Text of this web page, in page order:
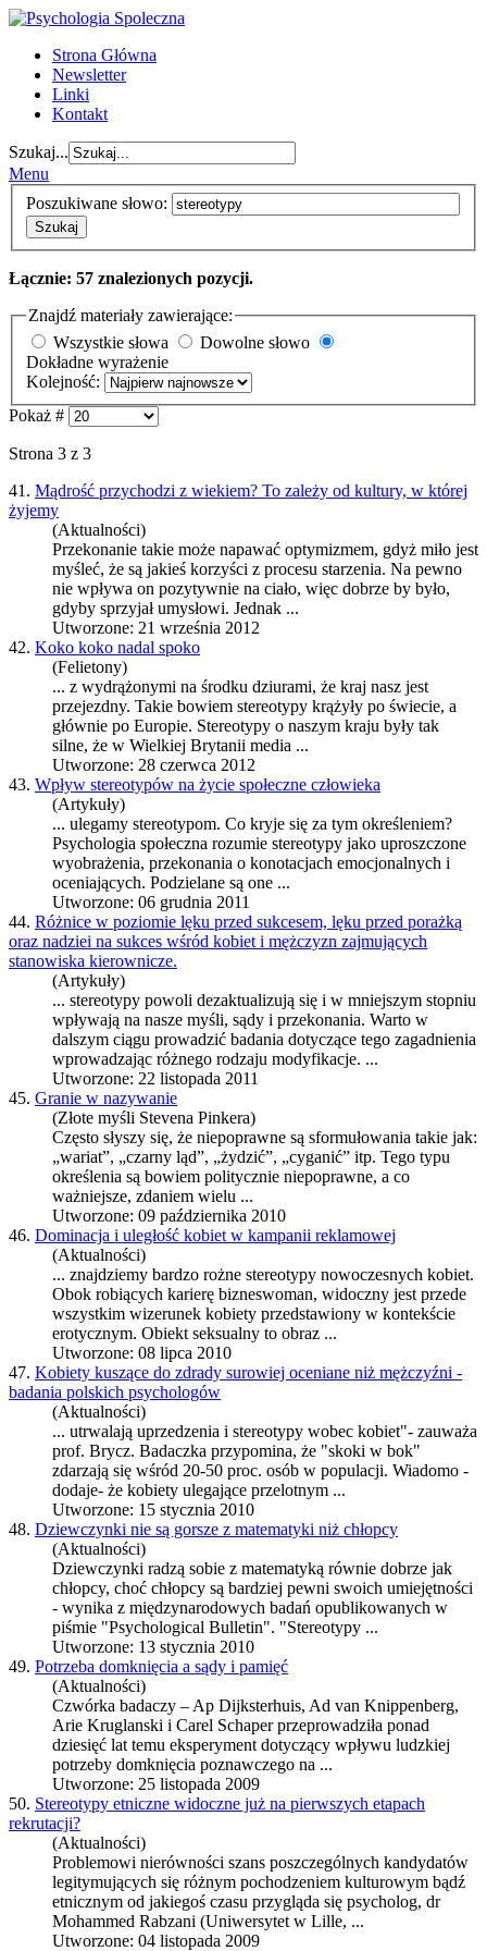
Strona Główna
Newsletter
Linki
Kontakt
Szukaj...
Menu
Poszukiwane słowo:
Szukaj
Łącznie: 57 znalezionych pozycji.
Znajdź materiały zawierające:
Wszystkie słowa
Dowolne słowo
Dokładne wyrażenie
Kolejność:
Pokaż #
Strona 3 z 3
41. Mądrość przychodzi z wiekiem? To zależy od kultury, w której
żyjemy
(Aktualności)
Przekonanie takie może napawać optymizmem, gdyż miło jest
myśleć, że są jakieś korzyści z procesu starzenia. Na pewno
nie wpływa on pozytywnie na ciało, więc dobrze by było,
gdyby sprzyjał umysłowi. Jednak ...
Utworzone: 21 września 2012
42. Koko koko nadal spoko
(Felietony)
... z wydrążonymi na środku dziurami, że kraj nasz jest
przejezdny. Takie bowiem stereotypy krążyły po świecie, a
głównie po Europie. Stereotypy o naszym kraju były tak
silne, że w Wielkiej Brytanii media ...
Utworzone: 28 czerwca 2012
43. Wpływ stereotypów na życie społeczne człowieka
(Artykuły)
... ulegamy stereotypom. Co kryje się za tym określeniem?
Psychologia społeczna rozumie stereotypy jako uproszczone
wyobrażenia, przekonania o konotacjach emocjonalnych i
oceniających. Podzielane są one ...
Utworzone: 06 grudnia 2011
44. Różnice w poziomie lęku przed sukcesem, lęku przed porażką
oraz nadziei na sukces wśród kobiet i mężczyzn zajmujących
stanowiska kierownicze.
(Artykuły)
... stereotypy powoli dezaktualizują się i w mniejszym stopniu
wpływają na nasze myśli, sądy i przekonania. Warto w
dalszym ciągu prowadzić badania dotyczące tego zagadnienia
wprowadzając różnego rodzaju modyfikacje. ...
Utworzone: 22 listopada 2011
45. Granie w nazywanie
(Złote myśli Stevena Pinkera)
Często słyszy się, że niepoprawne są sformułowania takie jak:
„wariat”, „czarny ląd”, „żydzić”, „cyganić” itp. Tego typu
określenia są bowiem politycznie niepoprawne, a co
ważniejsze, zdaniem wielu ...
Utworzone: 09 października 2010
46. Dominacja i uległość kobiet w kampanii reklamowej
(Aktualności)
... znajdziemy bardzo rożne stereotypy nowoczesnych kobiet.
Obok robiących karierę bizneswoman, widoczny jest przede
wszystkim wizerunek kobiety przedstawiony w kontekście
erotycznym. Obiekt seksualny to obraz ...
Utworzone: 08 lipca 2010
47. Kobiety kuszące do zdrady surowiej oceniane niż mężczyźni -
badania polskich psychologów
(Aktualności)
... utrwalają uprzedzenia i stereotypy wobec kobiet"- zauważa
prof. Brycz. Badaczka przypomina, że "skoki w bok"
zdarzają się wśród 20-50 proc. osób w populacji. Wiadomo -
dodaje- że kobiety ulegające przelotnym ...
Utworzone: 15 stycznia 2010
48. Dziewczynki nie są gorsze z matematyki niż chłopcy
(Aktualności)
Dziewczynki radzą sobie z matematyką równie dobrze jak
chłopcy, choć chłopcy są bardziej pewni swoich umiejętności
- wynika z międzynarodowych badań opublikowanych w
piśmie "Psychological Bulletin". "Stereotypy ...
Utworzone: 13 stycznia 2010
49. Potrzeba domknięcia a sądy i pamięć
(Aktualności)
Czwórka badaczy – Ap Dijksterhuis, Ad van Knippenberg,
Arie Kruglanski i Carel Schaper przeprowadziła ponad
dziesięć lat temu eksperyment dotyczący wpływu ludzkiej
potrzeby domknięcia poznawczego na ...
Utworzone: 25 listopada 2009
50. Stereotypy etniczne widoczne już na pierwszych etapach
rekrutacji?
(Aktualności)
Problemowi nierówności szans poszczególnych kandydatów
legitymujących się różnym pochodzeniem kulturowym bądź
etnicznym od jakiegoś czasu przygląda się psycholog, dr
Mohammed Rabzani (Uniwersytet w Lille, ...
Utworzone: 04 listopada 2009